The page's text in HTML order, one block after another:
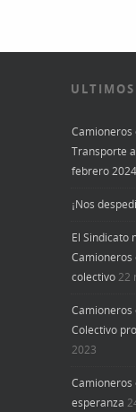
Camioneros
Transporte
febrero 2024
¡Nos
El Sindicato
Camioneros
colectivo22
Camioneros
Colectivo
2023
Camioneros
esperanza